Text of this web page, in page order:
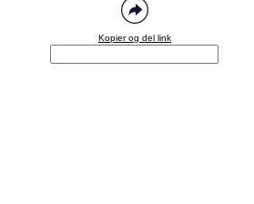
Kopier og del link